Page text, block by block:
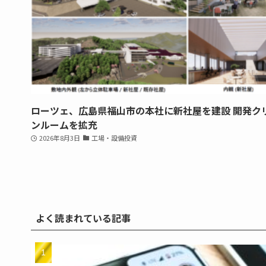
ローツェ、広島県福山市の本社に新社屋を建設 開発ク
ンルームを拡充
2026年8月3日 工場・設備投資
よく読まれている記事